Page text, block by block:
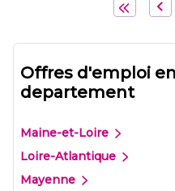
Offres d'emploi
departement
Maine-et-Loire
Loire-Atlantique
Mayenne